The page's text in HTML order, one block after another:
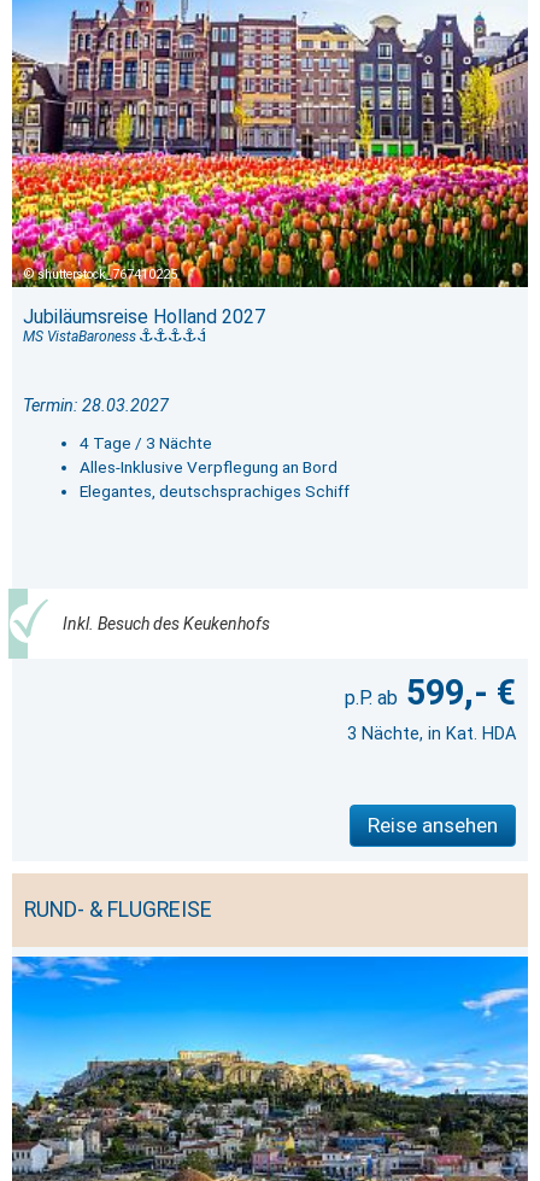
shutterstock_767410225
Jubiläumsreise Holland 2027
MS VistaBaroness
Termin: 28.03.2027
4 Tage / 3 Nächte
Alles-Inklusive Verpflegung an Bord
Elegantes, deutschsprachiges Schiff
Inkl. Besuch des Keukenhofs
599,- €
3 Nächte, in Kat. HDA
Reise ansehen
RUND- & FLUGREISE